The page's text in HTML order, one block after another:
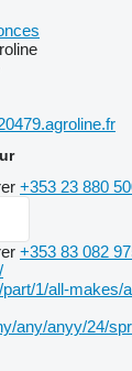
+353 23 880
+353 83 082
1/all-makes/
any/anyy/24/